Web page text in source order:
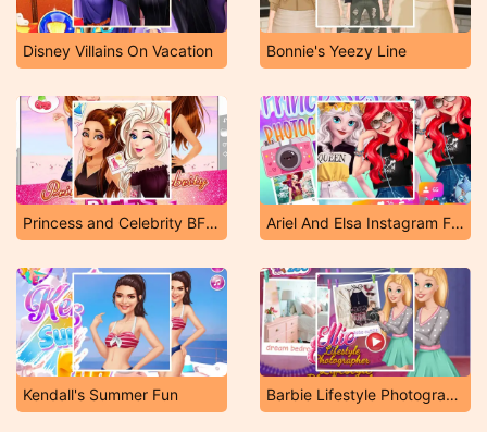
Disney Villains On Vacation Bonnie's Yeezy Line
Princess and Celebrity BFFs Ariel And Elsa Instagram Famous
Kendall's Summer Fun Barbie Lifestyle Photographer